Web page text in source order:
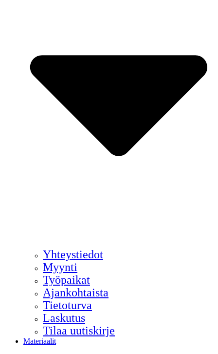
Yhteystiedot
Myynti
Työpaikat
Ajankohtaista
Tietoturva
Laskutus
Tilaa uutiskirje
Materiaalit